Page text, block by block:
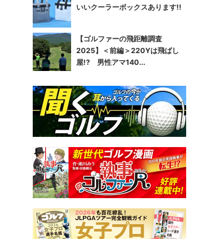
いいクーラーボックスあります!!
【ゴルファーの飛距離調査
2025】＜前編＞220Yは飛ばし
屋!? 男性アマ140...